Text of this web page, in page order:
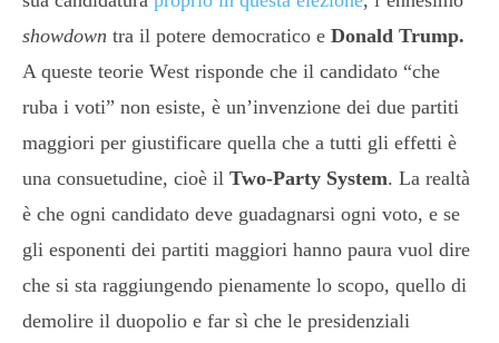
showdown tra il potere democratico e Donald Trump.
A queste teorie West risponde che il candidato “che
ruba i voti” non esiste, è un’invenzione dei due partiti
maggiori per giustificare quella che a tutti gli effetti è
una consuetudine, cioè il Two-Party System. La realtà
è che ogni candidato deve guadagnarsi ogni voto, e se
gli esponenti dei partiti maggiori hanno paura vuol dire
che si sta raggiungendo pienamente lo scopo, quello di
demolire il duopolio e far sì che le presidenziali